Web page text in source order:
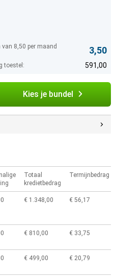
van 8,50 per maand
3,50
toestel: 591,00
Kies je bundel
Totaal
kredietbedrag
Termijnbedrag
€ 1.348,00 € 56,17
€ 810,00 € 33,75
€ 499,00 € 20,79